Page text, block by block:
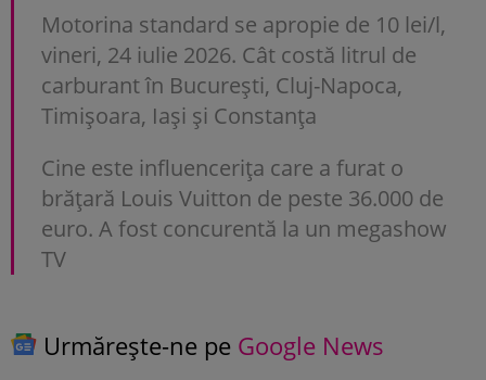
Motorina standard se apropie de 10 lei/l,
vineri, 24 iulie 2026. Cât costă litrul de
carburant în București, Cluj-Napoca,
Timișoara, Iași și Constanța
Cine este influencerița care a furat o
brățară Louis Vuitton de peste 36.000 de
euro. A fost concurentă la un megashow
TV
Urmărește-ne pe Google News